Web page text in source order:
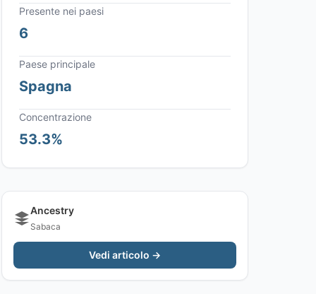
Presente nei paesi
6
Paese principale
Spagna
Concentrazione
53.3%
Ancestry
Sabaca
Vedi articolo →